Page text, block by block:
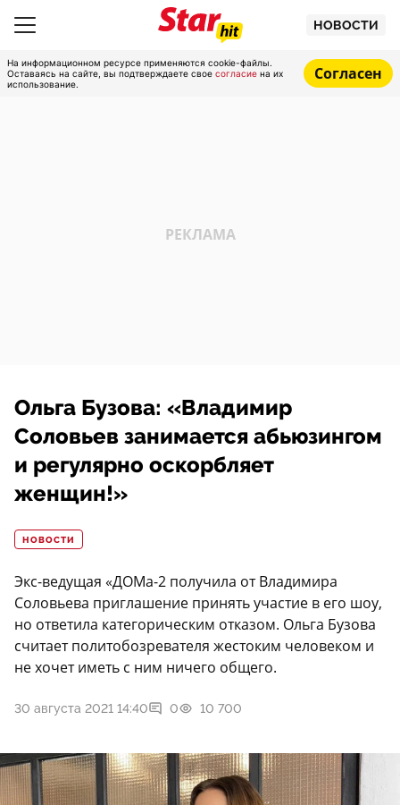
НОВОСТИ
На информационном ресурсе применяются cookie-файлы.
Оставаясь на сайте, вы подтверждаете свое согласие на их
использование.
Согласен
Ольга Бузова: «Владимир
Соловьев занимается абьюзингом
и регулярно оскорбляет
женщин!»
НОВОСТИ
Экс-ведущая «ДОМа-2 получила от Владимира
Соловьева приглашение принять участие в его шоу,
но ответила категорическим отказом. Ольга Бузова
считает политобозревателя жестоким человеком и
не хочет иметь с ним ничего общего.
30 августа 2021 14:40 0 10 700